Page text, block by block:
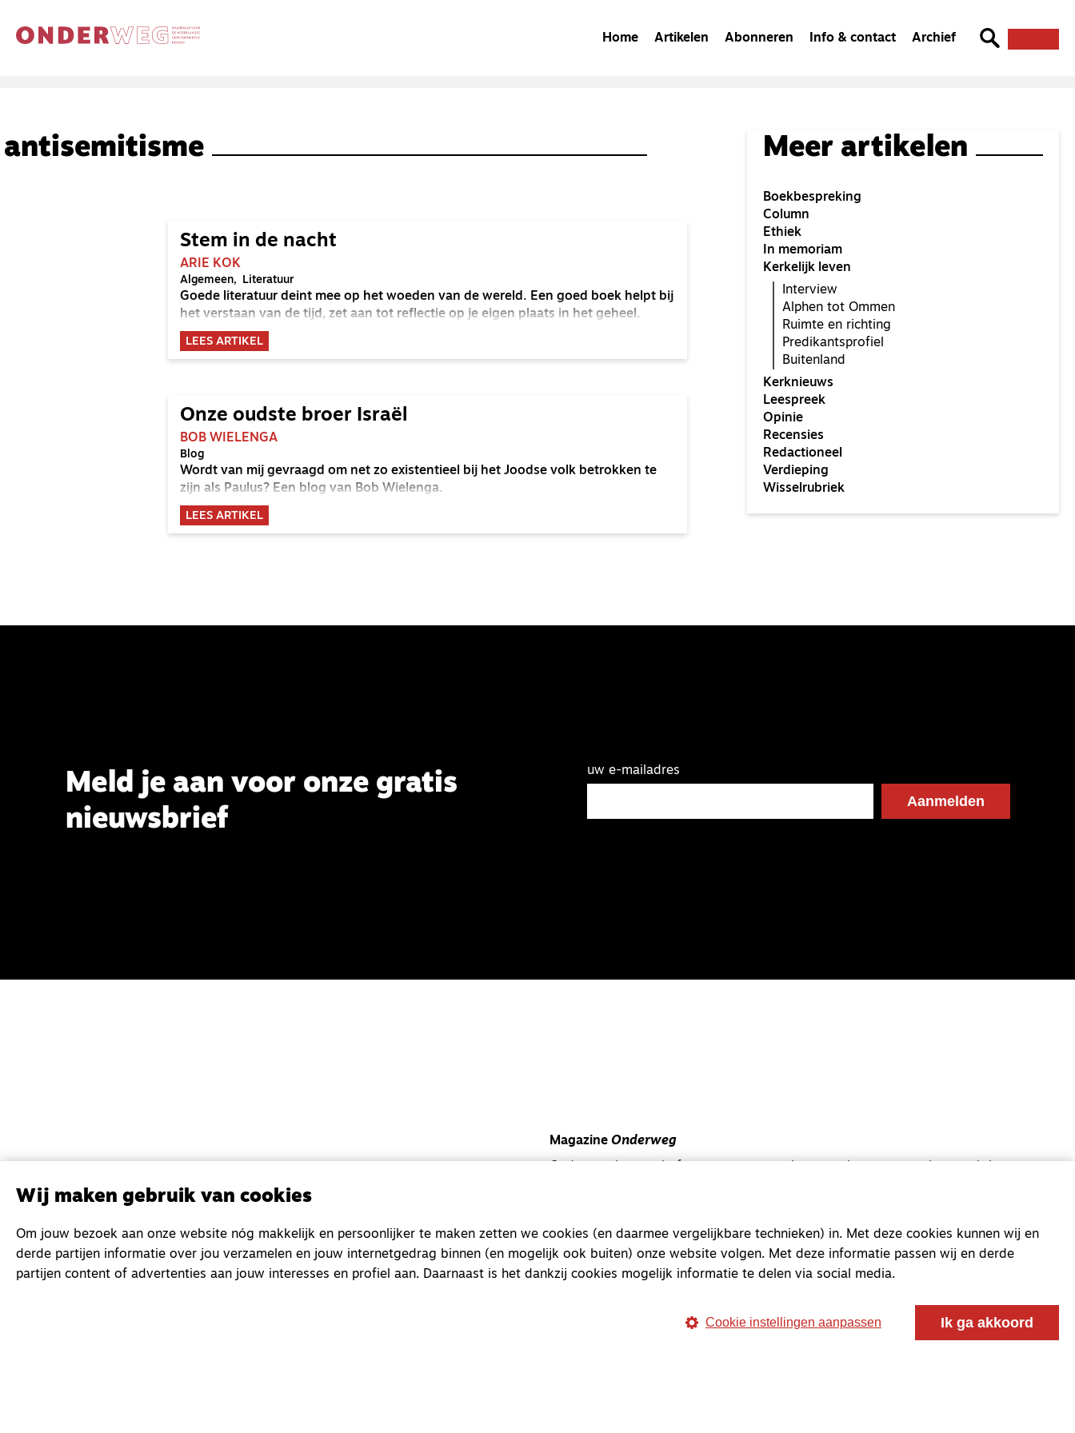
Home Artikelen Abonneren Info & contact Archief
antisemitisme
Stem in de nacht
ARIE KOK
Algemeen Literatuur
Goede literatuur deint mee op het woeden van de wereld. Een goed boek helpt bij
het verstaan van de tijd, zet aan tot reflectie op je eigen plaats in het geheel.
LEES ARTIKEL
Onze oudste broer Israël
BOB WIELENGA
Blog
Wordt van mij gevraagd om net zo existentieel bij het Joodse volk betrokken te
zijn als Paulus? Een blog van Bob Wielenga.
LEES ARTIKEL
Meer artikelen
Boekbespreking
Column
Ethiek
In memoriam
Kerkelijk leven
Interview
Alphen tot Ommen
Ruimte en richting
Predikantsprofiel
Buitenland
Kerknieuws
Leespreek
Opinie
Recensies
Redactioneel
Verdieping
Wisselrubriek
Meld je aan voor onze gratis
nieuwsbrief
uw e-mailadres
Magazine Onderweg
Magazine Onderweg
Kvk-nummer 33277063
NL46 INGB 0117 5827 86
Wij maken gebruik van cookies
Om jouw bezoek aan onze website nóg makkelijk en persoonlijker te maken zetten we cookies (en daarmee vergelijkbare technieken) in. Met deze cookies kunnen wij en
derde partijen informatie over jou verzamelen en jouw internetgedrag binnen (en mogelijk ook buiten) onze website volgen. Met deze informatie passen wij en derde
partijen content of advertenties aan jouw interesses en profiel aan. Daarnaast is het dankzij cookies mogelijk informatie te delen via social media.
Cookie instellingen aanpassen Ik ga akkoord